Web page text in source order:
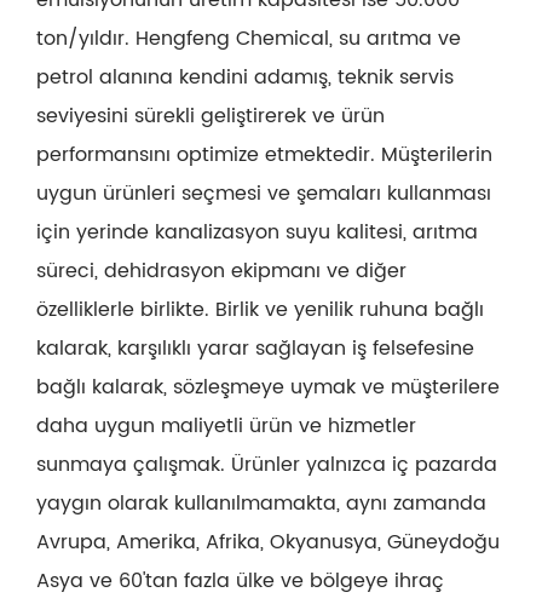
ton/yıldır. Hengfeng Chemical, su arıtma ve
petrol alanına kendini adamış, teknik servis
seviyesini sürekli geliştirerek ve ürün
performansını optimize etmektedir. Müşterilerin
uygun ürünleri seçmesi ve şemaları kullanması
için yerinde kanalizasyon suyu kalitesi, arıtma
süreci, dehidrasyon ekipmanı ve diğer
özelliklerle birlikte. Birlik ve yenilik ruhuna bağlı
kalarak, karşılıklı yarar sağlayan iş felsefesine
bağlı kalarak, sözleşmeye uymak ve müşterilere
daha uygun maliyetli ürün ve hizmetler
sunmaya çalışmak. Ürünler yalnızca iç pazarda
yaygın olarak kullanılmamakta, aynı zamanda
Avrupa, Amerika, Afrika, Okyanusya, Güneydoğu
Asya ve 60'tan fazla ülke ve bölgeye ihraç